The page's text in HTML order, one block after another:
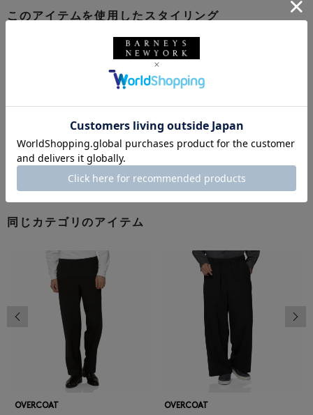
このアイテムを使用したスタイリング
同じカテゴリのアイテム
OVERCOAT OVERCOAT
前の画像